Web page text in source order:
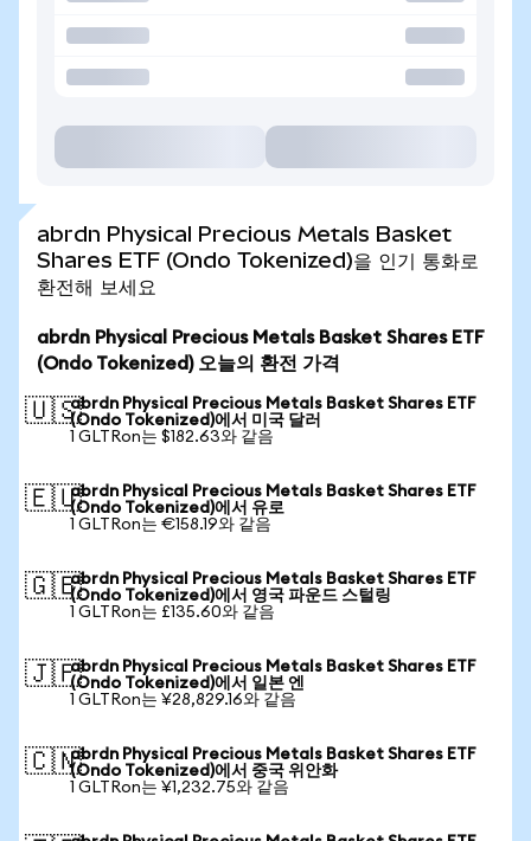
abrdn Physical Precious Metals Basket
Shares ETF (Ondo Tokenized)을 인기 통화로
환전해 보세요
abrdn Physical Precious Metals Basket Shares ETF
(Ondo Tokenized) 오늘의 환전 가격
🇺🇸abrdn Physical Precious Metals Basket Shares ETF
(Ondo Tokenized)에서 미국 달러
1 GLTRon는 $182.63와 같음
🇪🇺abrdn Physical Precious Metals Basket Shares ETF
(Ondo Tokenized)에서 유로
1 GLTRon는 €158.19와 같음
🇬🇧abrdn Physical Precious Metals Basket Shares ETF
(Ondo Tokenized)에서 영국 파운드 스털링
1 GLTRon는 £135.60와 같음
🇯🇵abrdn Physical Precious Metals Basket Shares ETF
(Ondo Tokenized)에서 일본 엔
1 GLTRon는 ¥28,829.16와 같음
🇨🇳abrdn Physical Precious Metals Basket Shares ETF
(Ondo Tokenized)에서 중국 위안화
1 GLTRon는 ¥1,232.75와 같음